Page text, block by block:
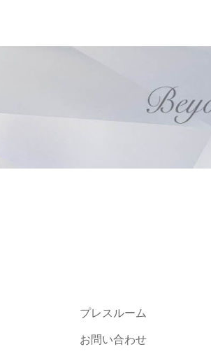
プレスルーム
お問い合わせ